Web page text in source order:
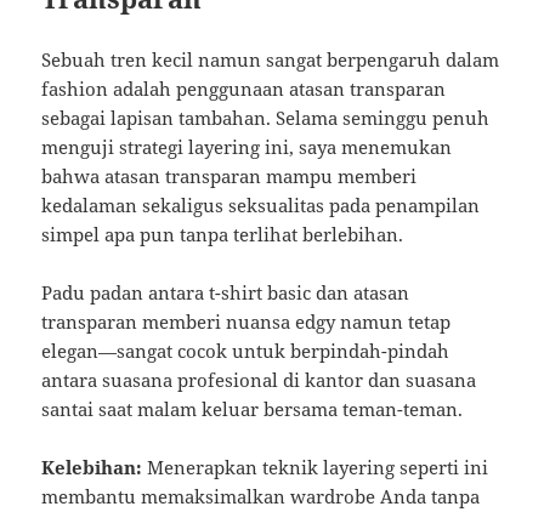
Sebuah tren kecil namun sangat berpengaruh dalam
fashion adalah penggunaan atasan transparan
sebagai lapisan tambahan. Selama seminggu penuh
menguji strategi layering ini, saya menemukan
bahwa atasan transparan mampu memberi
kedalaman sekaligus seksualitas pada penampilan
simpel apa pun tanpa terlihat berlebihan.
Padu padan antara t-shirt basic dan atasan
transparan memberi nuansa edgy namun tetap
elegan—sangat cocok untuk berpindah-pindah
antara suasana profesional di kantor dan suasana
santai saat malam keluar bersama teman-teman.
Kelebihan: Menerapkan teknik layering seperti ini
membantu memaksimalkan wardrobe Anda tanpa